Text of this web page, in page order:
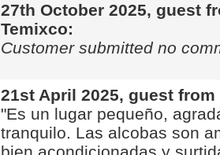
27th October 2025, guest
Temixco:
Customer submitted no
21st April 2025, guest from
"Es un lugar pequeño,
tranquilo. Las alcobas son